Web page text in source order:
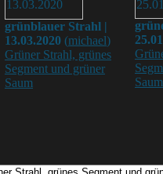
grünblauer Strahl |
13.03.2020 (michael)
Grüner Strahl, grünes
Segment und grüner
Saum
Saum